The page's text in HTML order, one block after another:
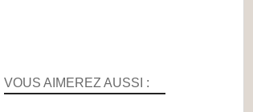
VOUS AIMEREZ AUSSI :